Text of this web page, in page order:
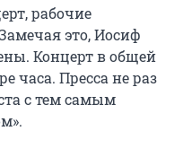
рабочие
это, Иосиф
Концерт в общей
часа. Пресса не раз
с тем самым